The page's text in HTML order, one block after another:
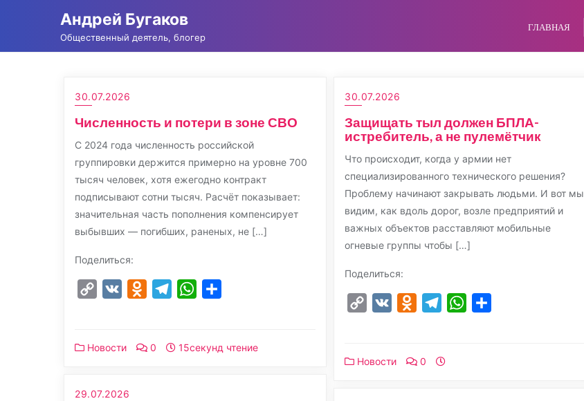
содержимому
Андрей Бугаков
Общественный деятель, блогер
ГЛАВНАЯ
30.07.2026
Численность и потери в зоне СВО
С 2024 года численность российской
группировки держится примерно на уровне 700
тысяч человек, хотя ежегодно контракт
подписывают сотни тысяч. Расчёт показывает:
значительная часть пополнения компенсирует
выбывших — погибших, раненых, не […]
Поделиться:
Copy
VK Odnoklassniki
TelegramWhatsApp
Новости 0 15секунд чтение
30.07.2026
Защищать тыл должен БПЛА-
истребитель, а не пулемётчик
Что происходит, когда у армии нет
специализированного технического решения?
Проблему начинают закрывать людьми. И вот мы
видим, как вдоль дорог, возле предприятий и
важных объектов расставляют мобильные
огневые группы чтобы […]
Поделиться:
Copy
VK Odnoklassniki
TelegramWhatsApp
Новости 0
29.07.2026